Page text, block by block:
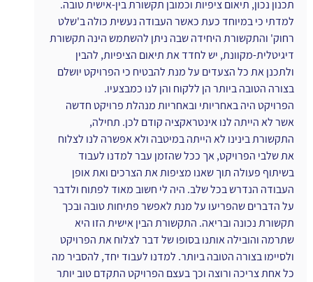
תכנון נכון, תיאום ציפיות וכמובן תקשורת בין-אישית טובה.
למדתי כי במיוחד כעת כאשר העבודה נעשית כולה ב'שלט
רחוק' והתקשורת היחידה שבה ניתן להשתמש הינה תקשורת
דיגיטלית-מקוונת, יש לחדד את תיאום הציפיות, להבין
ולתכנן את כל הצעדים על מנת להבטיח כי הפרויקט יושלם
בצורה הטובה ביותר הן ללקוח והן לנו כמבצעיו.
הפרויקט היה באחריותי ובאחריות מנהלת פרויקט חדשה
אשר לא הייתה לנו אינטראקציה קודם לכן. תחילה,
התקשורת בינינו לא הייתה במיטבה ולא אפשרה לנו לצלוח
את שלבי הפרויקט, אך ככל שהזמן עבר למדנו לעבוד
בשיתוף פעולה תוך שאנו מציפות את הצרכים ואת אופן
העבודה הנדרש בכל שלב. היה לי חשוב מאוד לפתוח ולדבר
על הדברים שהפריעו על מנת לאפשר פתיחות טובה ובכך
תקשורת נכונה ובריאה. התקשורת הבין אישית הזו היא
שתרמה והובילה אותנו בסופו של דבר לצלוח את הפרויקט
ולסיימו בצורה הטובה ביותר. למדנו לעבוד יחד, להסביר מה
כל אחת צריכה ורוצה וכך בעצם הפרויקט התקדם טוב יותר